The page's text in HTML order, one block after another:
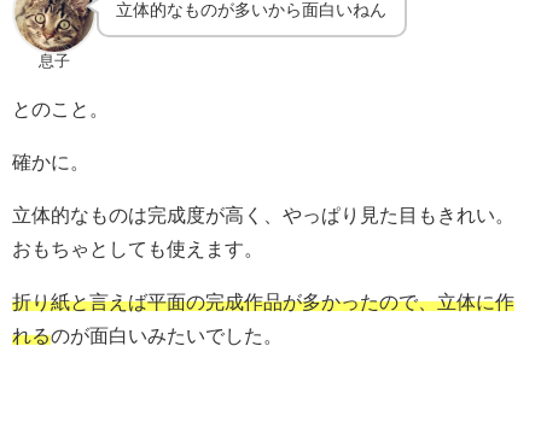
息子
立体的なものが多いから面白いねん
とのこと。
確かに。
立体的なものは完成度が高く、やっぱり見た目もきれい。
おもちゃとしても使えます。
折り紙と言えば平面の完成作品が多かったので、立体に作
れるのが面白いみたいでした。